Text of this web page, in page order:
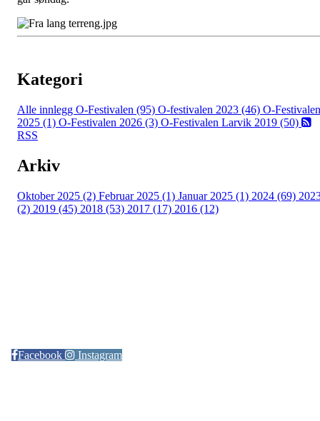
Kategori
Alle innlegg O-Festivalen (95) O-festivalen 2023 (46) O-Festivalen
2025 (1) O-Festivalen 2026 (3) O-Festivalen Larvik 2019 (50)
RSS
Arkiv
Oktober 2025 (2) Februar 2025 (1) Januar 2025 (1) 2024 (69)
(2) 2019 (45) 2018 (53) 2017 (17) 2016 (12)
Facebook Instagram